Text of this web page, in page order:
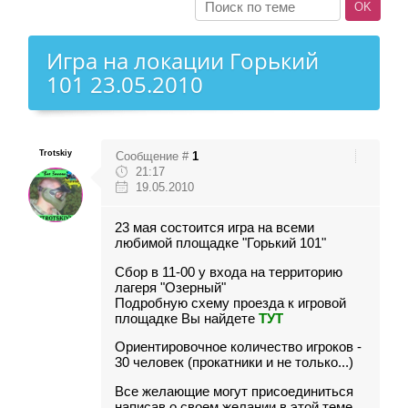
Игра на локации Горький
101 23.05.2010
Trotskiy Сообщение # 1
21:17
19.05.2010
23 мая состоится игра на всеми
любимой площадке "Горький 101"
Сбор в 11-00 у входа на территорию
лагеря "Озерный"
Подробную схему проезда к игровой
площадке Вы найдете ТУТ
Ориентировочное количество игроков -
30 человек (прокатники и не только...)
Все желающие могут присоединиться